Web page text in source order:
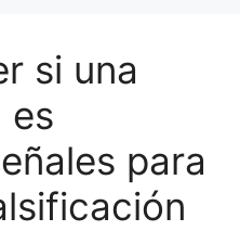
si una
es
para